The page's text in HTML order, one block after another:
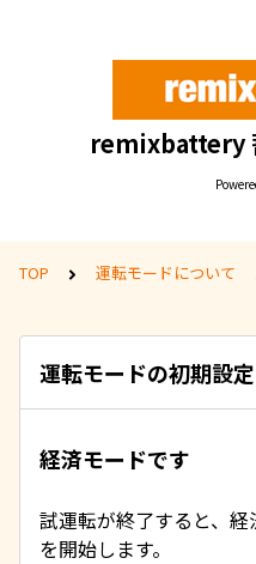
remixbattery
TOP 運転モードについて
運転モードの初期設
経済モードです
試運転が終了すると、
を開始します。